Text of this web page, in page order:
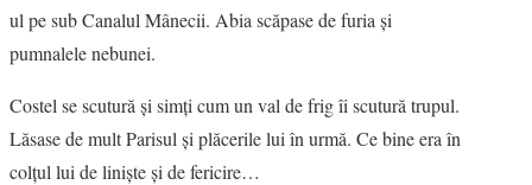
ul pe sub Canalul Mânecii. Abia scăpase de furia şi
pumnalele nebunei.
Costel se scutură şi simţi cum un val de frig îi scutură trupul.
Lăsase de mult Parisul şi plăcerile lui în urmă. Ce bine era în
colţul lui de linişte şi de fericire…